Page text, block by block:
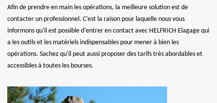
Afin de prendre en main les opérations, la meilleure solution est de
contacter un professionnel. C'est la raison pour laquelle nous vous
informons qu'il est possible d'entrer en contact avec HELFRICH Elagage qui
a les outils et les matériels indispensables pour mener à bien les
opérations. Sachez qu'il peut aussi proposer des tarifs très abordables et
accessibles à toutes les bourses.